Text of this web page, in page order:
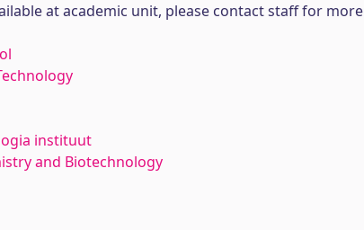
at academic unit, please contact staff for more
instituut
and Biotechnology